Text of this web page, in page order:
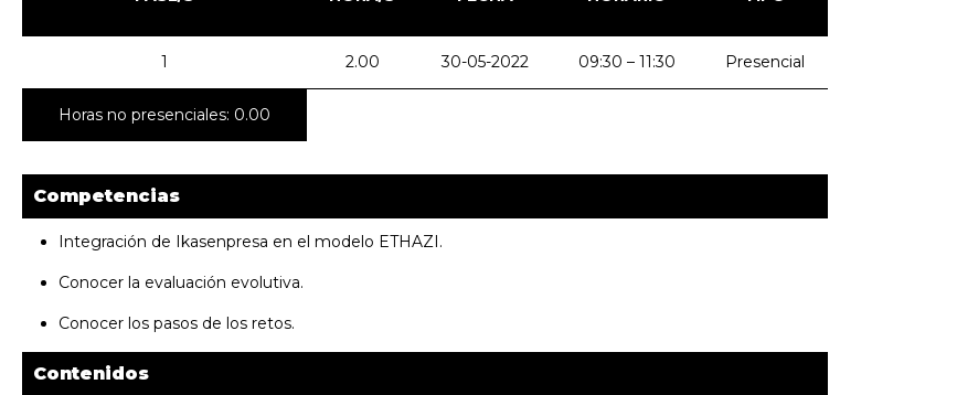
1 2.00 30-05-2022 09:30 – 11:30 Presencial
Horas no presenciales: 0.00
Competencias
Integración de Ikasenpresa en el modelo ETHAZI.
Conocer la evaluación evolutiva.
Conocer los pasos de los retos.
Contenidos